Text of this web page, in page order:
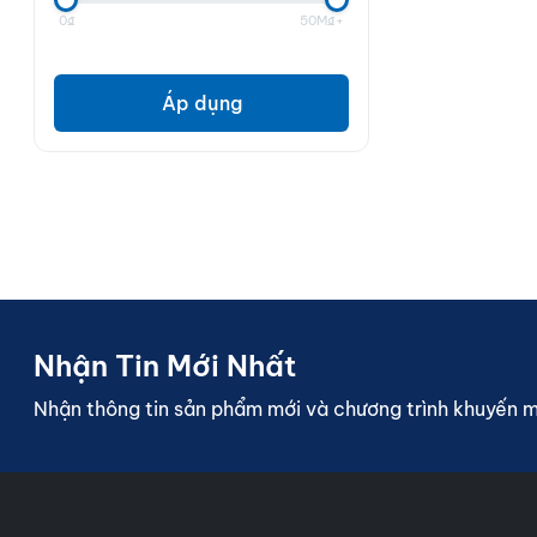
0₫ 50M₫+
Áp dụng
Nhận Tin Mới Nhất
Nhận thông tin sản phẩm mới và chương trình khuyến